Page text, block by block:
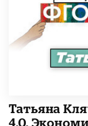
Татьяна
4.0.